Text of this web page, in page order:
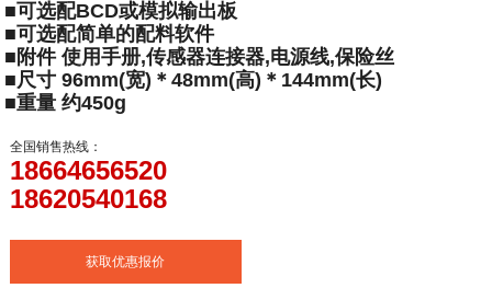
■可选配BCD或模拟输出板
■可选配简单的配料软件
■附件 使用手册,传感器连接器,电源线,保险丝
■尺寸 96mm(宽)＊48mm(高)＊144mm(长)
■重量 约450g
全国销售热线：
18664656520
18620540168
获取优惠报价